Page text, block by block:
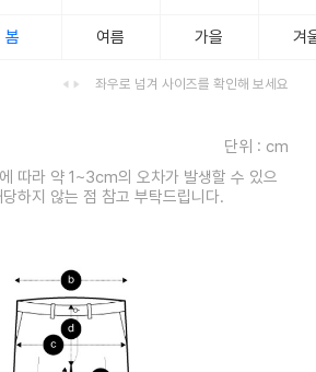
봄 여름 가을 겨
좌우로 넘겨 사이즈를 확인해 보세요
단위 : cm
따라 약 1~3cm의 오차가 발생할 수 있으
하지 않는 점 참고 부탁드립니다.